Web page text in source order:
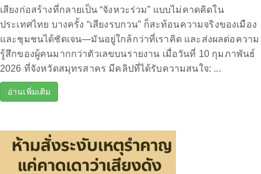
เสียงก่อสร้างที่กลายเป็น “จังหวะร่วม” แบบไม่คาดคิดใน
ประเทศไทย บางครั้ง “เสียงรบกวน” ก็สะท้อนความจริงของเมือง
และชุมชนได้ชัดเจน—มันอยู่ใกล้กว่าที่เราคิด และส่งผลต่อความ
รู้สึกของผู้คนมากกว่าตัวเลขบนรายงาน เมื่อวันที่ 10 กุมภาพันธ์
2026 ที่จังหวัดสมุทรสาคร มีคลิปที่ได้รับความสนใจ: ...
อ่านเพิ่มเติม